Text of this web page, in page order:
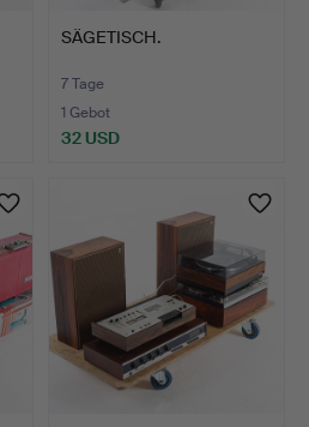
SÄGETISCH.
7 Tage
1 Gebot
32 USD